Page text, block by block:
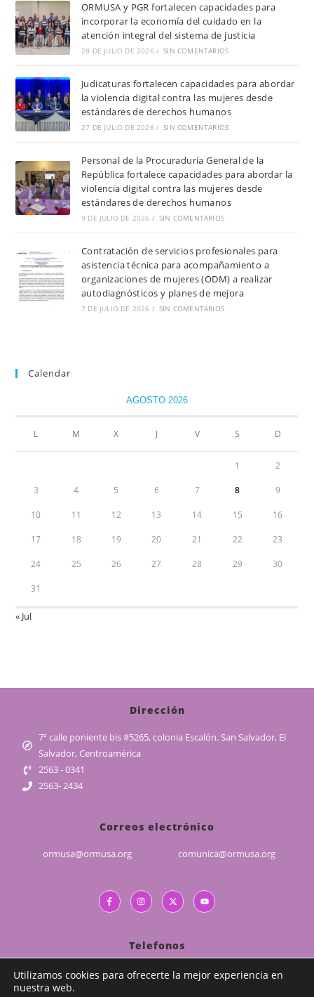
ORMUSA y PGR fortalecen capacidades para
incorporar la economía del cuidado en la
atención integral del sistema de justicia
28 DE JULIO DE 2026 / SIN COMENTARIOS
Judicaturas fortalecen capacidades para abordar
la violencia digital contra las mujeres desde
estándares de derechos humanos
27 DE JULIO DE 2026 / SIN COMENTARIOS
Personal de la Procuraduría General de la
República fortalece capacidades para abordar la
violencia digital contra las mujeres desde
estándares de derechos humanos
9 DE JULIO DE 2026 / SIN COMENTARIOS
Contratación de servicios profesionales para
asistencia técnica para acompañamiento a
organizaciones de mujeres (ODM) a realizar
autodiagnósticos y planes de mejora
7 DE JULIO DE 2026 / SIN COMENTARIOS
Calendar
AGOSTO 2026
L M X J V S D
1 2
3 4 5 6 7 8 9
10 11 12 13 14 15 16
17 18 19 20 21 22 23
24 25 26 27 28 29 30
31
« Jul
Dirección
7ª calle poniente bis #5265, colonia Escalón. San Salvador, El
Salvador, Centroamérica
2563 - 0341
2563- 2434
Correos electrónico
ormusa@ormusa.org comunica@ormusa.org
Telefonos
(503) 2226 - 5829
(503) 7989 - 1839
Utilizamos cookies para ofrecerte la mejor experiencia en
nuestra web.